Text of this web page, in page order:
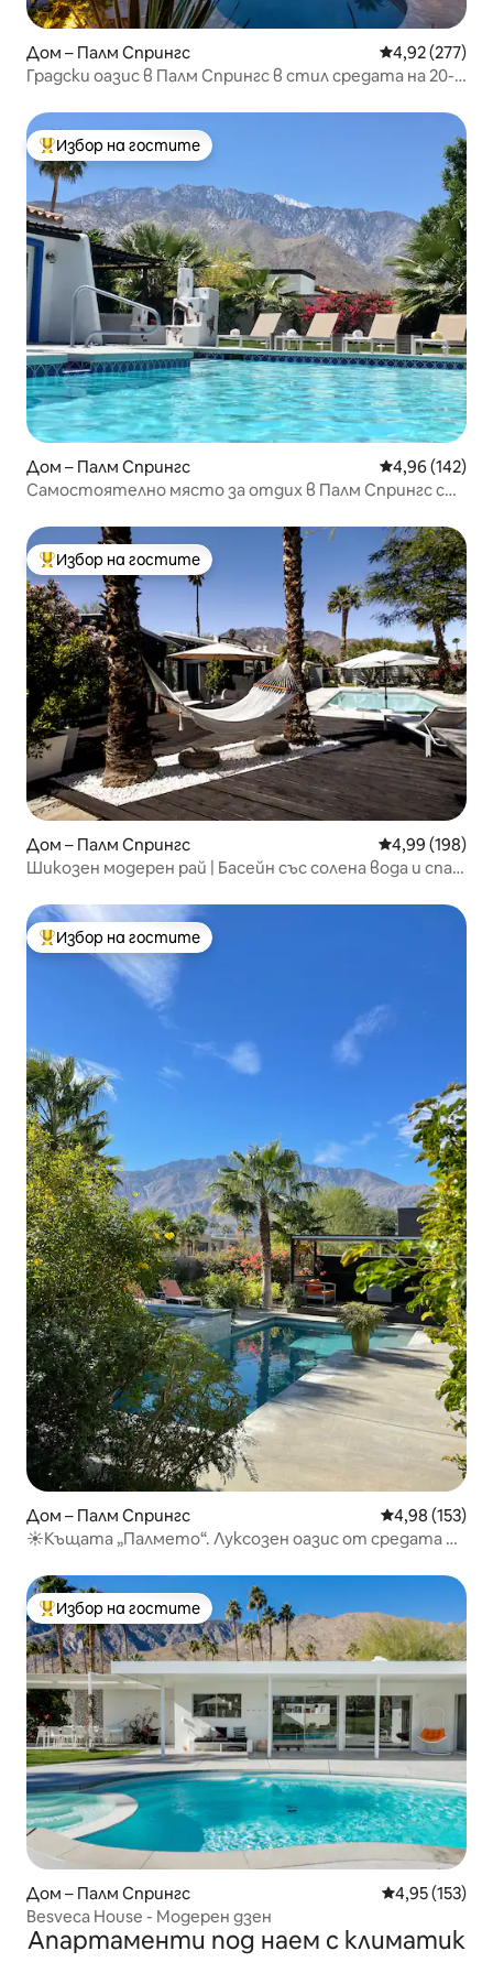
Дом – Палм Спрингс Средна
4,92 (277)
Градски оазис в Палм Спрингс в стил средата на 20-
Най-популярен избор на гостите
Избор на гостите
Дом – Палм Спрингс Средна
4,96 (142)
Самостоятелно място за отдих в Палм Спрингс с
Най-популярен избор на гостите
Избор на гостите
Дом – Палм Спрингс Средна
4,99 (198)
Шикозен модерен рай | Басейн със солена вода и спа +
Най-популярен избор на гостите
Избор на гостите
Дом – Палм Спрингс Средна
4,98 (153)
☀Къщата „Палмето“. Луксозен оазис от средата на
Най-популярен избор на гостите
Избор на гостите
Дом – Палм Спрингс Средна
4,95 (153)
Besveca House - Модерен дзен
Апартаменти под наем с климатик